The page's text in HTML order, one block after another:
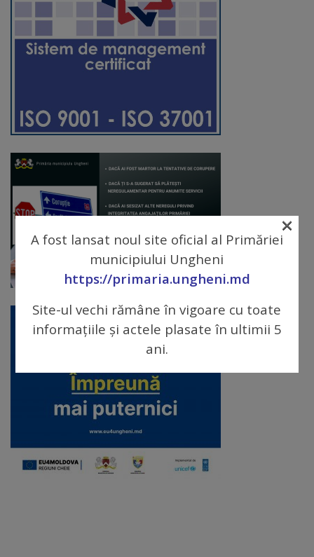
Excelență
Ungheniul
turistic
Obiective
turistice
Sculpturi
(harta
sculpturilor)
Monumente
arhitecturale
Personalități
Sportivi
de
performanță
Orașul
A fost lansat noul site oficial al Primăriei
municipiului Ungheni
https://primaria.ungheni.md
Site-ul vechi rămâne în vigoare cu toate
informațiile și actele plasate în ultimii 5
ani.
×